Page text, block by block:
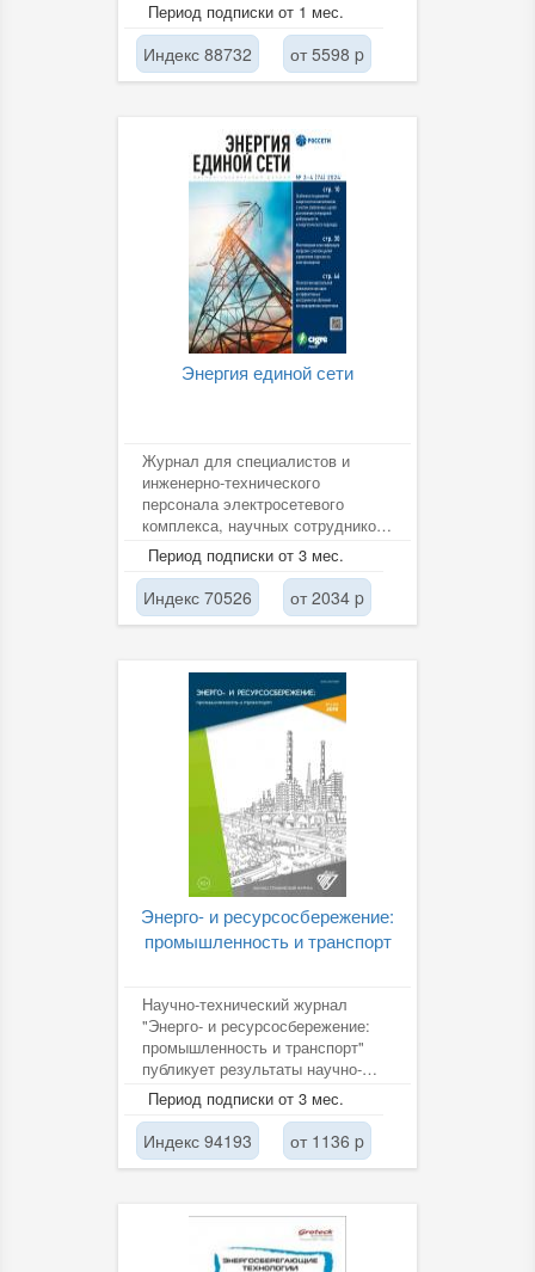
ТЭК.
Период подписки от 1 мес.
Индекс 88732 от 5598 p
Энергия единой сети
Журнал для специалистов и
инженерно-технического
персонала электросетевого
комплекса, научных сотрудников
НИИ и проектных организаций,
преподавателей...
Период подписки от 3 мес.
Индекс 70526 от 2034 p
Энерго- и ресурсосбережение:
промышленность и транспорт
Научно-технический журнал
"Энерго- и ресурсосбережение:
промышленность и транспорт"
публикует результаты научно-
исследовательской и
практической...
Период подписки от 3 мес.
Индекс 94193 от 1136 p